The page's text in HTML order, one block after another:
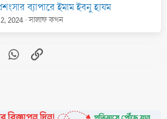
ব্যাপারে ইমাম ইবনু হাযম
2024 সালাফ কথন
LinkedInWhatsApp
Link